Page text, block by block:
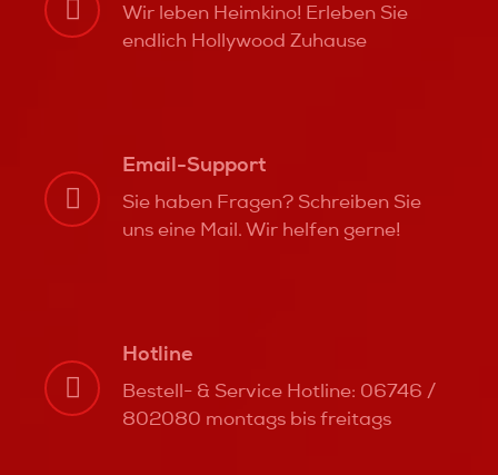
Wir leben Heimkino! Erleben Sie
endlich Hollywood Zuhause
Email-Support
Sie haben Fragen? Schreiben Sie
uns eine Mail. Wir helfen gerne!
Hotline
Bestell- & Service Hotline: 06746 /
802080 montags bis freitags